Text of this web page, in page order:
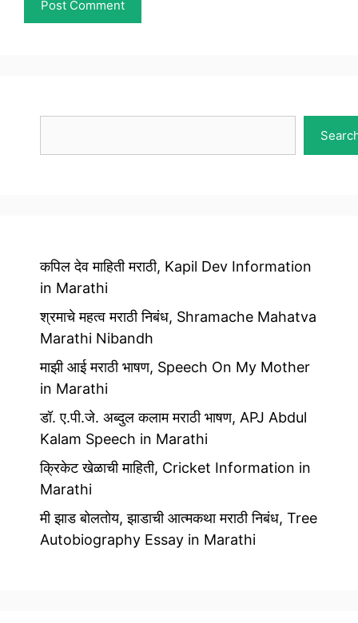
कपिल देव माहिती मराठी, Kapil Dev Information
in Marathi
श्रमाचे महत्व मराठी निबंध, Shramache Mahatva
Marathi Nibandh
माझी आई मराठी भाषण, Speech On My Mother
in Marathi
डॉ. ए.पी.जे. अब्दुल कलाम मराठी भाषण, APJ Abdul
Kalam Speech in Marathi
क्रिकेट खेळाची माहिती, Cricket Information in
Marathi
मी झाड बोलतोय, झाडाची आत्मकथा मराठी निबंध, Tree
Autobiography Essay in Marathi